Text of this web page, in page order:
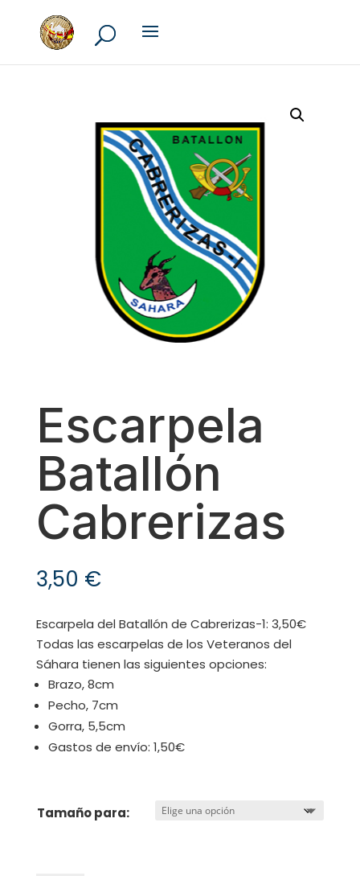
Escarpela
Batallón
Cabrerizas
3,50 €
Escarpela del Batallón de Cabrerizas-1: 3,50€
Todas las escarpelas de los Veteranos del
Sáhara tienen las siguientes opciones:
Brazo, 8cm
Pecho, 7cm
Gorra, 5,5cm
Gastos de envío: 1,50€
Tamaño para: